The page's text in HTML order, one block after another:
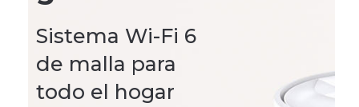
Sistema Wi-Fi 6
de malla para
todo el hogar